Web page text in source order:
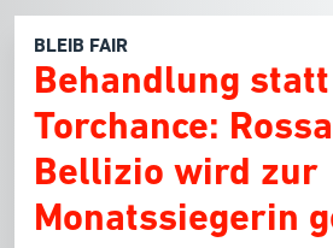
BLEIB FAIR
Behandlung statt
Torchance:
Bellizio wird zur
Monatssiegerin